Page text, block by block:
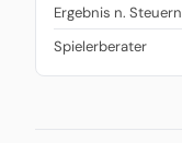
Ergebnis n. Steuern
Spielerberater